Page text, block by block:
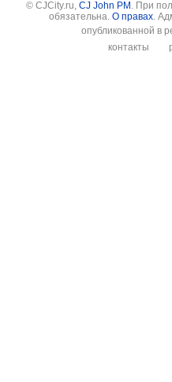
© CJCity.ru, CJ John PM . При
обязательна. О правах.
опубликованной в
контакты